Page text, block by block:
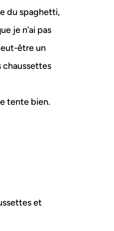
du spaghetti,
je n’ai pas
être un
chaussettes
tente bien.
et